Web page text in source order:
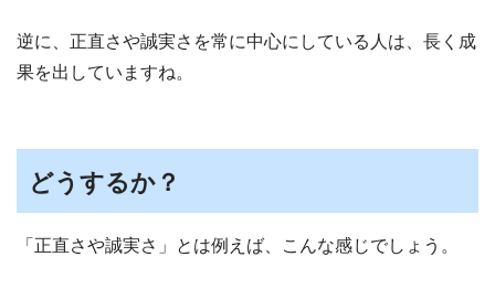
逆に、正直さや誠実さを常に中心にしている人は、長く成
果を出していますね。
どうするか？
「正直さや誠実さ」とは例えば、こんな感じでしょう。